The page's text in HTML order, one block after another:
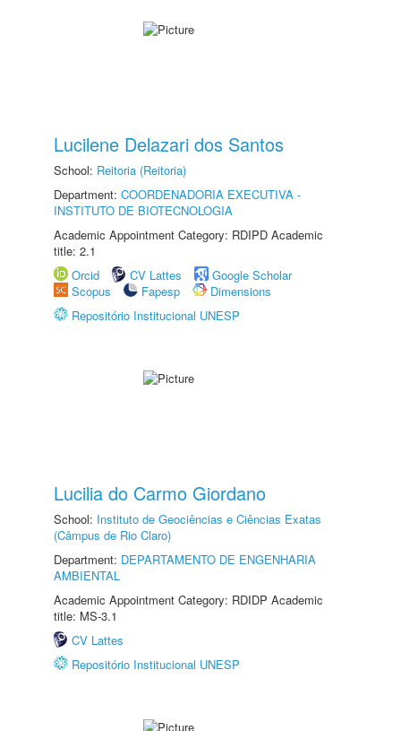
Lucilene Delazari dos Santos
School: Reitoria (Reitoria)
Department: COORDENADORIA EXECUTIVA -
INSTITUTO DE BIOTECNOLOGIA
Academic Appointment Category: RDIPD Academic
title: 2.1
Orcid
CV Lattes
Google Scholar
Scopus
Fapesp
Dimensions
Repositório Institucional UNESP
Lucilia do Carmo Giordano
School: Instituto de Geociências e Ciências Exatas
(Câmpus de Rio Claro)
Department: DEPARTAMENTO DE ENGENHARIA
AMBIENTAL
Academic Appointment Category: RDIDP Academic
title: MS-3.1
CV Lattes
Repositório Institucional UNESP